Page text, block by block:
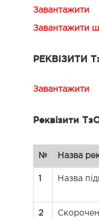
Завантажити
Завантажити
РЕКВІЗИТИ
Завантажити
Реквізити
№ Назва
1 Назва
2